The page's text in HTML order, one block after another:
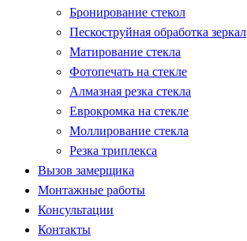
Бронирование стекол
Пескоструйная обработка зеркал
Матирование стекла
Фотопечать на стекле
Алмазная резка стекла
Еврокромка на стекле
Моллирование стекла
Резка триплекса
Вызов замерщика
Монтажные работы
Консультации
Контакты